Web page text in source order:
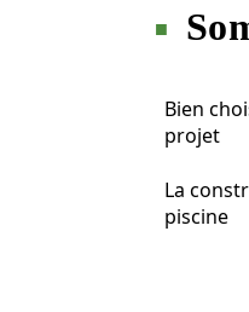
Bien
projet
La
piscine